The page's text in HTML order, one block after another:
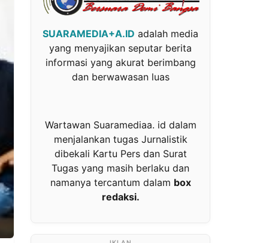
SUARAMEDIA+A.ID adalah media
yang menyajikan seputar berita
informasi yang akurat berimbang
dan berwawasan luas
Wartawan Suaramediaa. id dalam
menjalankan tugas Jurnalistik
dibekali Kartu Pers dan Surat
Tugas yang masih berlaku dan
namanya tercantum dalam box
redaksi.